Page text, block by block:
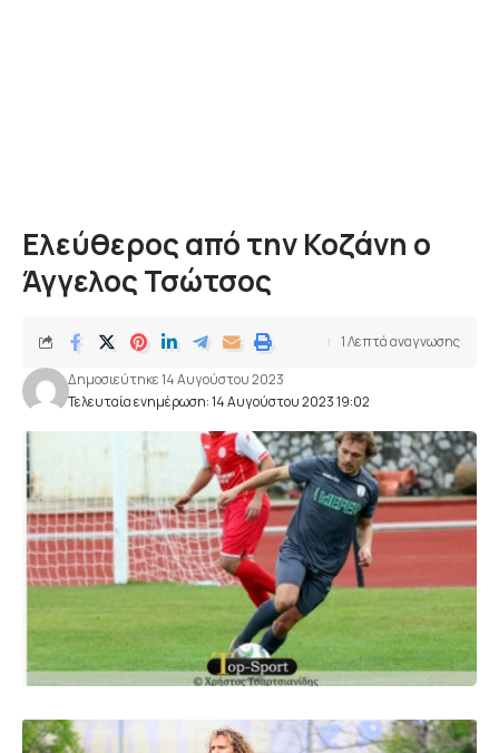
Ελεύθερος από την Κοζάνη ο
Άγγελος Τσώτσος
Τελευταία ενημέρωση: 14 Αυγούστου 2023 19:02
Δημοσιεύτηκε 14 Αυγούστου 2023
1 Λεπτά αναγνωσης